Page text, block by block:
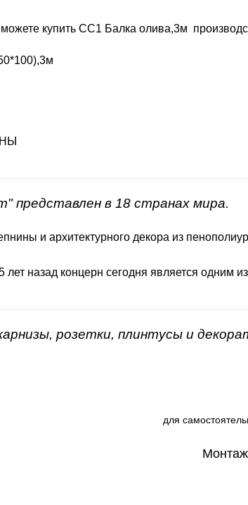
купить СС1 Балка олива,3м
представлен в 18 странах мира.
и архитектурного декора из
назад концерн сегодня является одним
розетки, плинтусы и
для